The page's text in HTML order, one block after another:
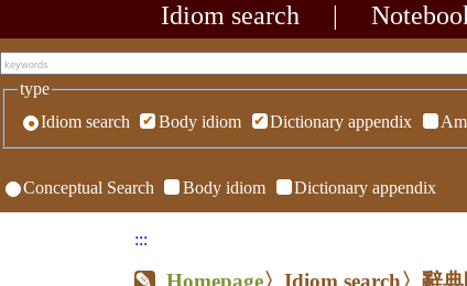
Idiom search
type
Idiom search
Body idiom Dictionary appendix
Conceptual Search Body idiom Dictionary appendix
:::
Homepage〉Idiom search〉辭